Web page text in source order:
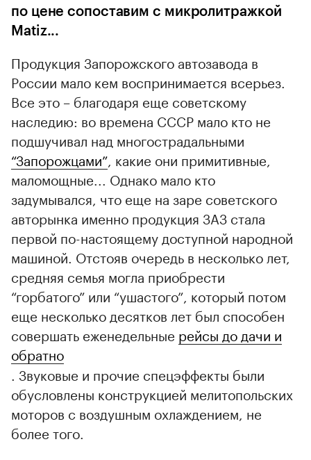
по цене сопоставим с микролитражкой
Matiz...
Продукция Запорожского автозавода в
России мало кем воспринимается всерьез.
Все это – благодаря еще советскому
наследию: во времена СССР мало кто не
подшучивал над многострадальными
“Запорожцами”, какие они примитивные,
маломощные... Однако мало кто
задумывался, что еще на заре советского
авторынка именно продукция ЗАЗ стала
первой по-настоящему доступной народной
машиной. Отстояв очередь в несколько лет,
средняя семья могла приобрести
“горбатого” или “ушастого”, который потом
еще несколько десятков лет был способен
совершать еженедельные рейсы до дачи и
обратно
. Звуковые и прочие спецэффекты были
обусловлены конструкцией мелитопольских
моторов с воздушным охлаждением, не
более того.